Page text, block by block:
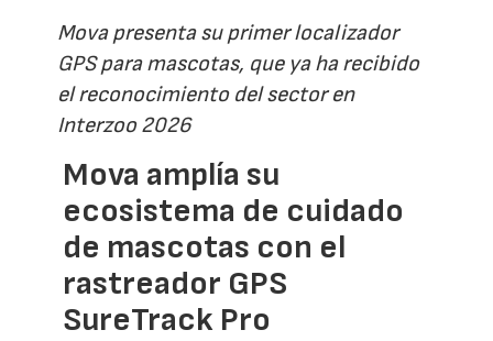
Mova presenta su primer localizador
GPS para mascotas, que ya ha recibido
el reconocimiento del sector en
Interzoo 2026
Mova amplía su
ecosistema de cuidado
de mascotas con el
rastreador GPS
SureTrack Pro